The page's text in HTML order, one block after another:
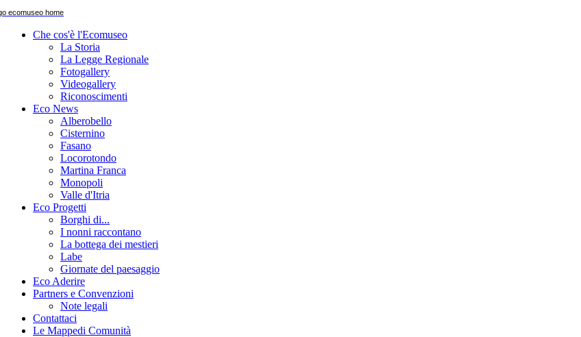
Che cos'è l'Ecomuseo
La Storia
La Legge Regionale
Fotogallery
Videogallery
Riconoscimenti
Eco News
Alberobello
Cisternino
Fasano
Locorotondo
Martina Franca
Monopoli
Valle d'Itria
Eco Progetti
Borghi di...
I nonni raccontano
La bottega dei mestieri
Labe
Giornate del paesaggio
Eco Aderire
Partners e Convenzioni
Note legali
Contattaci
Le Mappedi Comunità